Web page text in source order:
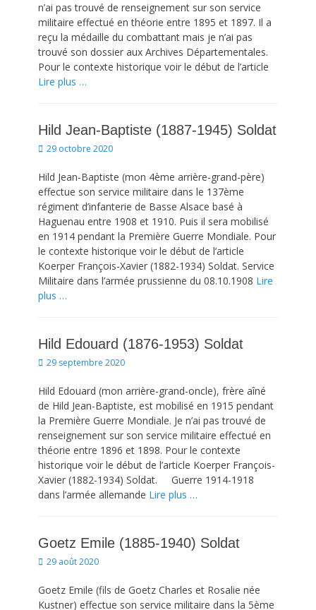
n’ai pas trouvé de renseignement sur son service
militaire effectué en théorie entre 1895 et 1897. Il a
reçu la médaille du combattant mais je n’ai pas
trouvé son dossier aux Archives Départementales.
Pour le contexte historique voir le début de l’article
Lire plus …
Hild Jean-Baptiste (1887-1945) Soldat
Posted
29 octobre 2020
Hild Jean-Baptiste (mon 4ème arrière-grand-père)
effectue son service militaire dans le 137ème
régiment d’infanterie de Basse Alsace basé à
Haguenau entre 1908 et 1910. Puis il sera mobilisé
en 1914 pendant la Première Guerre Mondiale. Pour
le contexte historique voir le début de l’article
Koerper François-Xavier (1882-1934) Soldat. Service
Militaire dans l’armée prussienne du 08.10.1908 Lire
plus …
Hild Edouard (1876-1953) Soldat
Posted
29 septembre 2020
Hild Edouard (mon arrière-grand-oncle), frère aîné
de Hild Jean-Baptiste, est mobilisé en 1915 pendant
la Première Guerre Mondiale. Je n’ai pas trouvé de
renseignement sur son service militaire effectué en
théorie entre 1896 et 1898. Pour le contexte
historique voir le début de l’article Koerper François-
Xavier (1882-1934) Soldat. Guerre 1914-1918
dans l’armée allemande Lire plus …
Goetz Emile (1885-1940) Soldat
Posted
29 août 2020
Goetz Emile (fils de Goetz Charles et Rosalie née
Kustner) effectue son service militaire dans la 5ème